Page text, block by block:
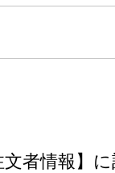
者情報】